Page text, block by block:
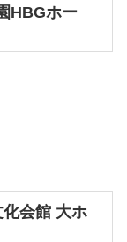
HBGホー
会館 大ホ